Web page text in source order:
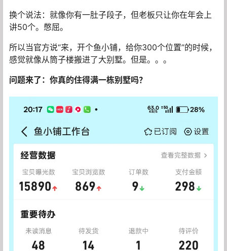
换个说法：就像你有一肚子段子，但老板只让你在年会上
讲50个。憋屈。
所以当官方说“来，开个鱼小铺，给你300个位置”的时候，
感觉就像从筒子楼搬进了大别墅。但是。。。
问题来了：你真的住得满一栋别墅吗？